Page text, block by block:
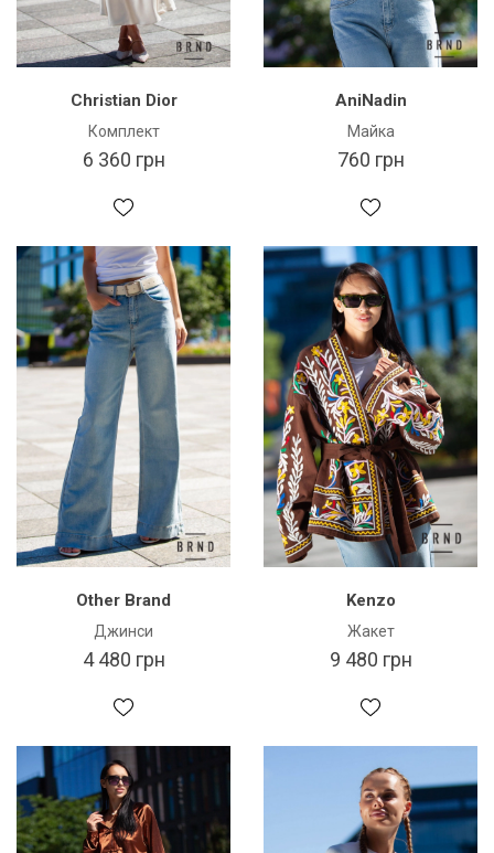
Christian Dior
Комплект
6 360 грн
AniNadin
Майка
760 грн
Other Brand
Джинси
4 480 грн
Kenzo
Жакет
9 480 грн